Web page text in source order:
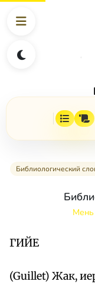
Библиологический
Мень
ГИЙЕ
(Guillet) Жак,